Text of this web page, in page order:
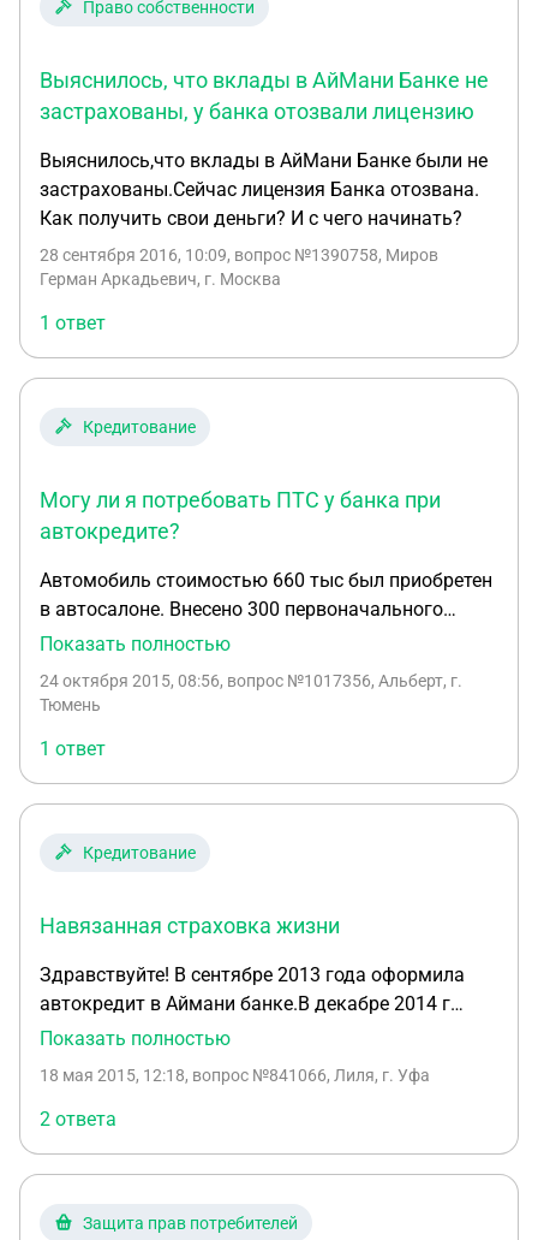
я и опасаюсь,а вдруг обман.что делать?как
Право собственности
Выяснилось, что вклады в АйМани Банке не
застрахованы, у банка отозвали лицензию
Выяснилось,что вклады в АйМани Банке были не
застрахованы.Сейчас лицензия Банка отозвана.
Как получить свои деньги? И с чего начинать?
28 сентября 2016, 10:09, вопрос №1390758, Миров
Герман Аркадьевич, г. Москва
1 ответ
Кредитование
Могу ли я потребовать ПТС у банка при
автокредите?
Автомобиль стоимостью 660 тыс был приобретен
в автосалоне. Внесено 300 первоначального
взноса. Оформлен автокредит в АйМани банк
509607 тыс.руб. В настоящее время ПТС хранится
Кредит оплачиваю своевременно
Показать полностью
24 октября 2015, 08:56, вопрос №1017356, Альберт, г.
Тюмень
1 ответ
Кредитование
Навязанная страховка жизни
Здравствуйте! В сентябре 2013 года оформила
автокредит в Аймани банке.В декабре 2014 г
доказала через суд,что страхование жизни было
деньги(страховка,штраф,неустойка).Имею ли я
право требовать от банка списание с общей
суммы страховки,перерасчет и уменьшение
суммы платежа?
Показать полностью
18 мая 2015, 12:18, вопрос №841066, Лиля, г. Уфа
2 ответа
Защита прав потребителей